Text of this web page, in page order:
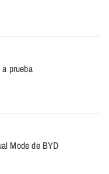
prueba
Mode de BYD